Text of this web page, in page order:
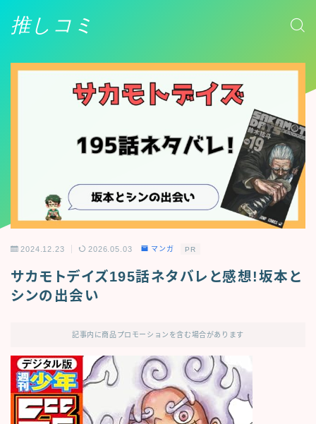
推しコミ
2024.12.23 2026.05.03 マンガ PR
サカモトデイズ195話ネタバレと感想!坂本と
シンの出会い
記事内に商品プロモーションを含む場合があります